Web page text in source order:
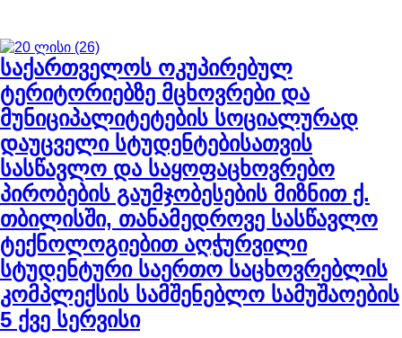
საქართველოს ოკუპირებულ
ტერიტორიებზე მცხოვრები და
მუნიციპალიტეტების სოციალურად
დაუცველი სტუდენტებისათვის
სასწავლო და საყოფაცხოვრებო
პირობების გაუმჯობესების მიზნით ქ.
თბილისში, თანამედროვე სასწავლო
ტექნოლოგიებით აღჭურვილი
სტუდენტური საერთო საცხოვრებლის
კომპლექსის სამშენებლო სამუშაოების
5 ქვე სერვისი